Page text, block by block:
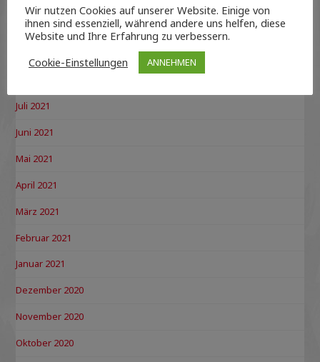
Oktober 2021
Juli 2021
Juni 2021
Mai 2021
April 2021
März 2021
Februar 2021
Januar 2021
Dezember 2020
November 2020
Oktober 2020
Wir nutzen Cookies auf unserer Website. Einige von
ihnen sind essenziell, während andere uns helfen, diese
Website und Ihre Erfahrung zu verbessern.
Cookie-Einstellungen
ANNEHMEN